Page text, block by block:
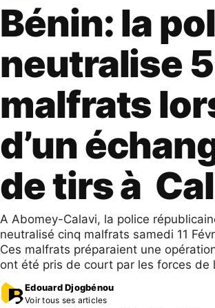
Bénin: la
neutralise 5
malfrats
d’un
de tirs à
A Abomey-Calavi, la police
neutralisé cinq malfrats samedi 11
Ces malfrats préparaient une
ont été pris de court par les forces de
Edouard Djogbénou
Voir tous ses articles